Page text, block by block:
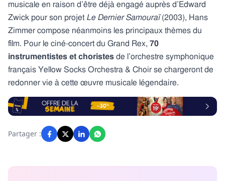
musicale en raison d’être déjà engagé auprès d’Edward
Zwick pour son projet Le Dernier Samouraï(2003), Hans
Zimmer compose néanmoins les principaux thèmes du
film. Pour le ciné-concert du Grand Rex, 70
instrumentistes et choristes de l’orchestre symphonique
français Yellow Socks Orchestra & Choir se chargeront de
redonner vie à cette œuvre musicale légendaire.
Partager :